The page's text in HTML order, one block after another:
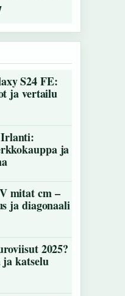
S24 FE:
ja vertailu
ja
mitat cm –
ja diagonaali
2025?
katselu